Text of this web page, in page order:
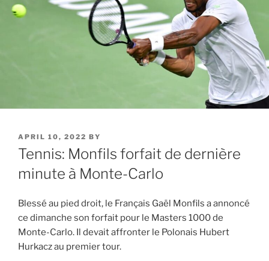
POSTED
ON
APRIL 10, 2022 BY
Tennis: Monfils forfait de dernière
minute à Monte-Carlo
Blessé au pied droit, le Français Gaël Monfils a annoncé
ce dimanche son forfait pour le Masters 1000 de
Monte-Carlo. Il devait affronter le Polonais Hubert
Hurkacz au premier tour.